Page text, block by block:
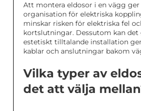
Att montera eldosor i en vägg ger
organisation för elektriska
minskar risken för elektriska fel
kortslutningar. Dessutom kan det
estetiskt tilltalande installation
kablar och anslutningar bakom
Vilka typer av
det att välja